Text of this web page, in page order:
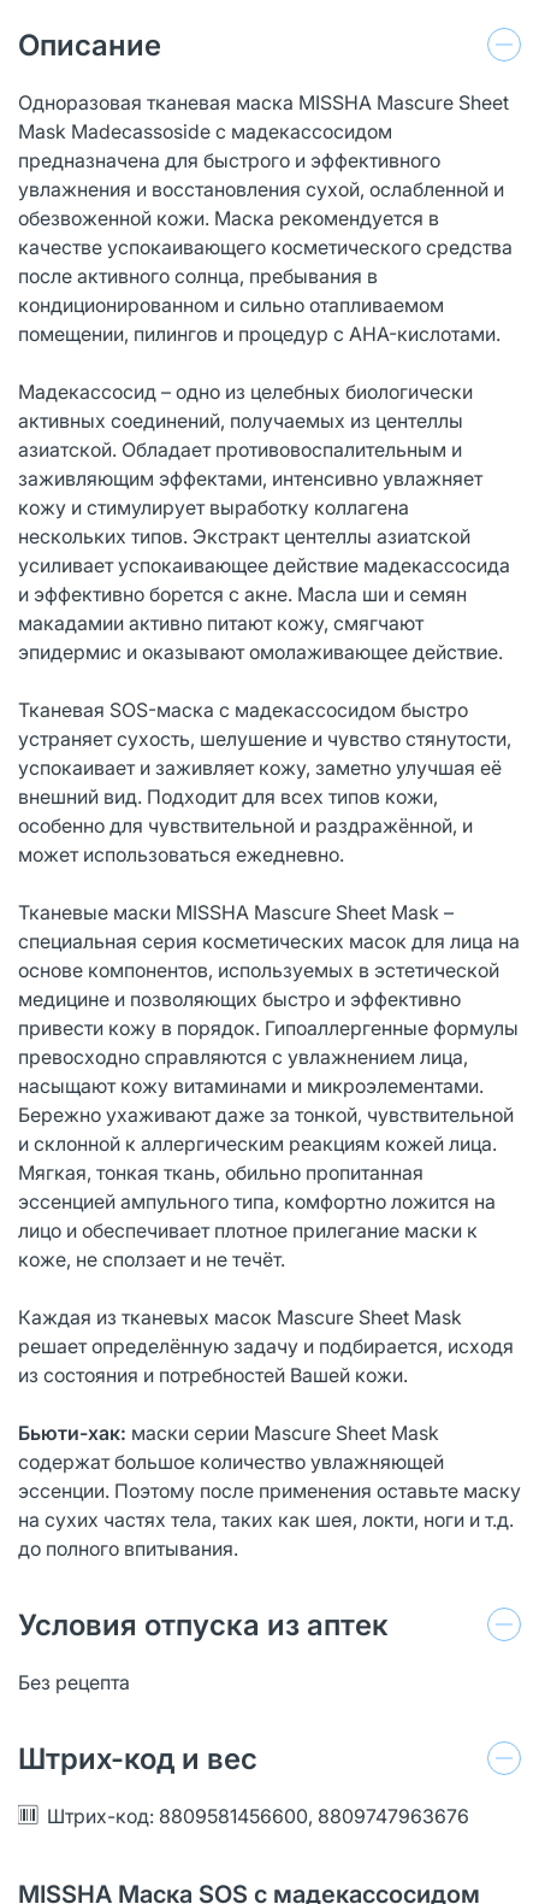
Описание
Одноразовая тканевая маска MISSHA Mascure Sheet
Mask Madecassoside с мадекассосидом
предназначена для быстрого и эффективного
увлажнения и восстановления сухой, ослабленной и
обезвоженной кожи. Маска рекомендуется в
качестве успокаивающего косметического средства
после активного солнца, пребывания в
кондиционированном и сильно отапливаемом
помещении, пилингов и процедур с AHA-кислотами.
Мадекассосид – одно из целебных биологически
активных соединений, получаемых из центеллы
азиатской. Обладает противовоспалительным и
заживляющим эффектами, интенсивно увлажняет
кожу и стимулирует выработку коллагена
нескольких типов. Экстракт центеллы азиатской
усиливает успокаивающее действие мадекассосида
и эффективно борется с акне. Масла ши и семян
макадамии активно питают кожу, смягчают
эпидермис и оказывают омолаживающее действие.
Тканевая SOS-маска с мадекассосидом быстро
устраняет сухость, шелушение и чувство стянутости,
успокаивает и заживляет кожу, заметно улучшая её
внешний вид. Подходит для всех типов кожи,
особенно для чувствительной и раздражённой, и
может использоваться ежедневно.
Тканевые маски MISSHA Mascure Sheet Mask –
специальная серия косметических масок для лица на
основе компонентов, используемых в эстетической
медицине и позволяющих быстро и эффективно
привести кожу в порядок. Гипоаллергенные формулы
превосходно справляются с увлажнением лица,
насыщают кожу витаминами и микроэлементами.
Бережно ухаживают даже за тонкой, чувствительной
и склонной к аллергическим реакциям кожей лица.
Мягкая, тонкая ткань, обильно пропитанная
эссенцией ампульного типа, комфортно ложится на
лицо и обеспечивает плотное прилегание маски к
коже, не сползает и не течёт.
Каждая из тканевых масок Mascure Sheet Mask
решает определённую задачу и подбирается, исходя
из состояния и потребностей Вашей кожи.
Бьюти-хак: маски серии Mascure Sheet Mask
содержат большое количество увлажняющей
эссенции. Поэтому после применения оставьте маску
на сухих частях тела, таких как шея, локти, ноги и т.д.
до полного впитывания.
Условия отпуска из аптек
Без рецепта
Штрих-код и вес
Штрих-код: 8809581456600, 8809747963676
MISSHA Маска SOS с мадекассосидом